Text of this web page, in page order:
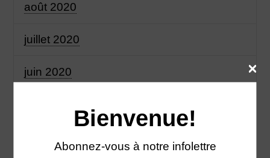
août 2020
juillet 2020
juin 2020
Bienvenue!
Abonnez-vous à notre infolettre